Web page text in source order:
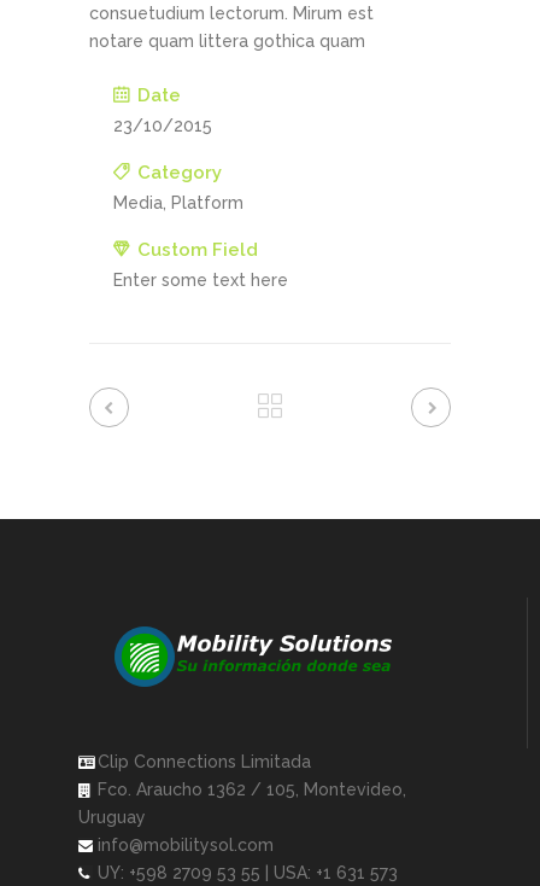
consuetudium lectorum. Mirum est
notare quam littera gothica quam
Date
23/10/2015
Category
Media, Platform
Custom Field
Enter some text here
Clip Connections Limitada
Fco. Araucho 1362 / 105, Montevideo,
Uruguay
info@mobilitysol.com
UY: +598 2709 53 55 | USA: +1 631 573